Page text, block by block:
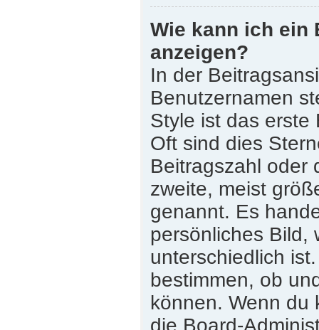
Wie kann ich ein
anzeigen?
In der
Benutzernamen
Style ist das erste
Oft sind dies
Beitragszahl oder
zweite, meist
genannt. Es
persönliches Bild,
unterschiedlich
bestimmen, ob
können. Wenn du
die Board-